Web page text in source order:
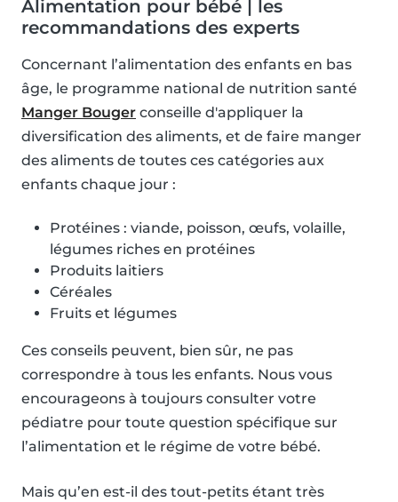
Alimentation pour bébé | les
recommandations des experts
Concernant l’alimentation des enfants en bas
âge, le programme national de nutrition santé
Manger Bouger conseille d'appliquer la
diversification des aliments, et de faire manger
des aliments de toutes ces catégories aux
enfants chaque jour :
Protéines : viande, poisson, œufs, volaille,
légumes riches en protéines
Produits laitiers
Céréales
Fruits et légumes
Ces conseils peuvent, bien sûr, ne pas
correspondre à tous les enfants. Nous vous
encourageons à toujours consulter votre
pédiatre pour toute question spécifique sur
l’alimentation et le régime de votre bébé.
Mais qu’en est-il des tout-petits étant très